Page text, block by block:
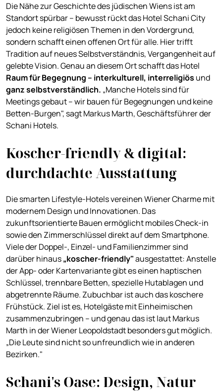
Die Nähe zur Geschichte des jüdischen Wiens ist am
Standort spürbar – bewusst rückt das Hotel Schani City
jedoch keine religiösen Themen in den Vordergrund,
sondern schafft einen offenen Ort für alle. Hier trifft
Tradition auf neues Selbstverständnis, Vergangenheit auf
gelebte Vision. Genau an diesem Ort schafft das Hotel
Raum für Begegnung – interkulturell, interreligiös und
ganz selbstverständlich. „Manche Hotels sind für
Meetings gebaut – wir bauen für Begegnungen und keine
Betten-Burgen", sagt Markus Marth, Geschäftsführer der
Schani Hotels.
Koscher-friendly & digital:
durchdachte Ausstattung
Die smarten Lifestyle-Hotels vereinen Wiener Charme mit
modernem Design und Innovationen. Das
zukunftsorientierte Bauen ermöglicht mobiles Check-in
sowie den Zimmerschlüssel direkt auf dem Smartphone.
Viele der Doppel-, Einzel- und Familienzimmer sind
darüber hinaus„koscher-friendly"ausgestattet: Anstelle
der App- oder Kartenvariante gibt es einen haptischen
Schlüssel, trennbare Betten, spezielle Hutablagen und
abgetrennte Räume. Zubuchbar ist auch das koschere
Frühstück. Ziel ist es, Hotelgäste mit Einheimischen
zusammenzubringen – und genau das ist laut Markus
Marth in der Wiener Leopoldstadt besonders gut möglich.
„Die Leute sind nicht so unfreundlich wie in anderen
Bezirken."
Schani's Oase: Design, Natur